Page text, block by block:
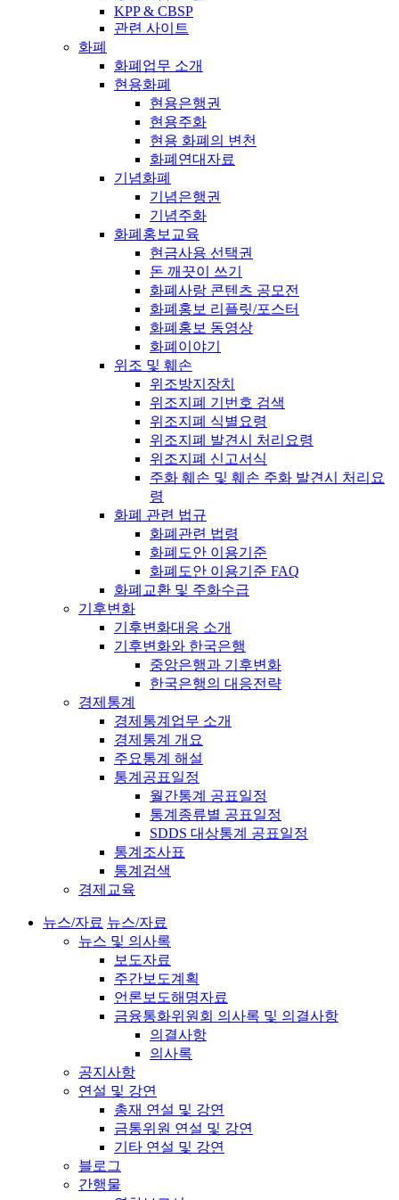
KPP & CBSP
관련 사이트
화폐
화폐업무 소개
현용화폐
현용은행권
현용주화
현용 화폐의 변천
화폐연대자료
기념화폐
기념은행권
기념주화
화폐홍보교육
현금사용 선택권
돈 깨끗이 쓰기
화폐사랑 콘텐츠 공모전
화폐홍보 리플릿/포스터
화폐홍보 동영상
화폐이야기
위조 및 훼손
위조방지장치
위조지폐 기번호 검색
위조지폐 식별요령
위조지폐 발견시 처리요령
위조지폐 신고서식
주화 훼손 및 훼손 주화 발견시 처리요
령
화폐 관련 법규
화폐관련 법령
화폐도안 이용기준
화폐도안 이용기준 FAQ
화폐교환 및 주화수급
기후변화
기후변화대응 소개
기후변화와 한국은행
중앙은행과 기후변화
한국은행의 대응전략
경제통계
경제통계업무 소개
경제통계 개요
주요통계 해설
통계공표일정
월간통계 공표일정
통계종류별 공표일정
SDDS 대상통계 공표일정
통계조사표
통계검색
경제교육
뉴스/자료 뉴스/자료
뉴스 및 의사록
보도자료
주간보도계획
언론보도해명자료
금융통화위원회 의사록 및 의결사항
의결사항
의사록
공지사항
연설 및 강연
총재 연설 및 강연
금통위원 연설 및 강연
기타 연설 및 강연
블로그
간행물